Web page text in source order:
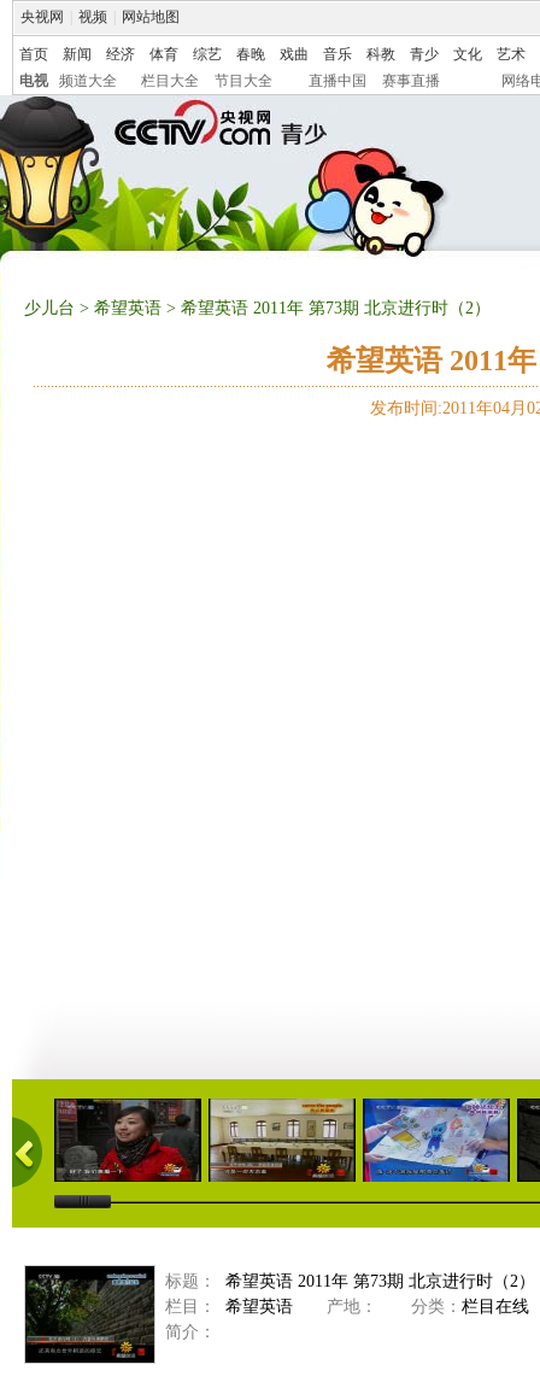
央视网 视频 网站地图
首页 新闻 经济 体育 综艺 春晚 戏曲 音乐 科教 青少 文化
艺术
电视
频道大全 栏目大全 节目大全 直播中国 赛事直播 网络
少儿台 > 希望英语 > 希望英语 2011年 第73期 北京进行时（2）
希望英语 2011
发布时间:2011年04月
25:29 24:54 25:27
标题：
希望英语 2011年 第73期 北京进行时（2）
栏目：
希望英语 产地： 分类： 栏目在线
简介：